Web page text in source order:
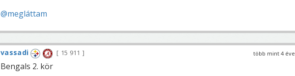
@megláttam
több mint 4 éve
vassadi 15 911
Bengals 2. kör